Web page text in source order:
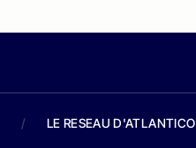
/ LE RESEAU D'ATLANTICO